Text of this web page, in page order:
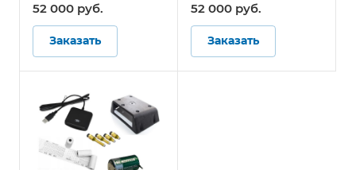
52 000 руб.
Заказать
52 000 руб.
Заказать